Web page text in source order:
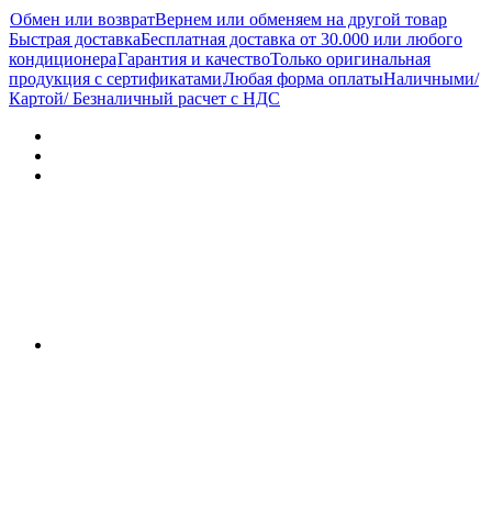
Обмен или возвратВернем или обменяем на другой товар
Быстрая доставкаБесплатная доставка от 30.000 или любого
кондиционераГарантия и качествоТолько оригинальная
продукция с сертификатамиЛюбая форма оплатыНаличными/
Картой/ Безналичный расчет с НДС